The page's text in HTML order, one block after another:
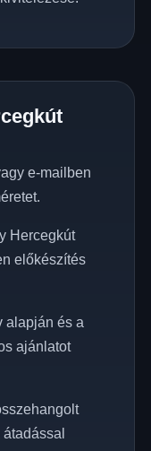
e-mailben
Hercegkút
előkészítés
alapján és a
ajánlatot